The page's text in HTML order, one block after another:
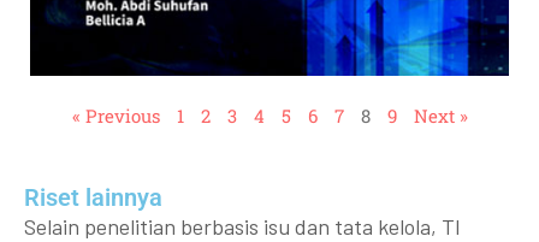
« Previous 1 2 3 4 5 6 7 8 9 Next »
Riset lainnya​​
Selain penelitian berbasis isu dan tata kelola, TI